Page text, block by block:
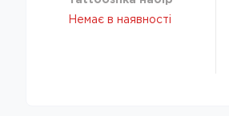
Русалочки з
Немає в наявності